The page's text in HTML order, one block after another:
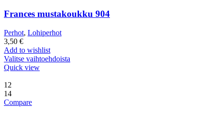
Frances mustakoukku 904
Perhot, Lohiperhot
3,50 €
Add to wishlist
Valitse vaihtoehdoista
Quick view
12
14
Compare